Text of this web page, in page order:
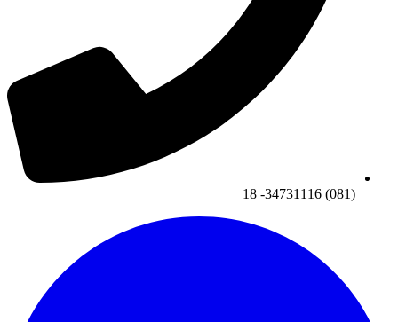
(081) 34731116- 18